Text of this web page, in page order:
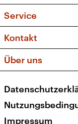
Musikliste
Kakadu –
Service
FAQ
Apps
Newsletter
Kontakt
Social
Über uns
Presse
Karriere
Impressum